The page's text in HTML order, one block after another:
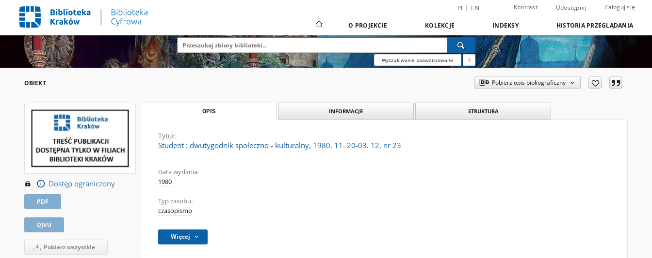
PL EN Kontrast Udostępnij Zaloguj się
O PROJEKCIE KOLEKCJE INDEKSY HISTORIA PRZEGLĄDANIA
Wyszukiwanie zaawansowane ?
OBIEKT Pobierz opis bibliograficzny
Dostęp ograniczony
PDF
DJVU
Pobierz wszystkie
OPIS INFORMACJE STRUKTURA
Tytuł:
Student : dwutygodnik społeczno - kulturalny, 1980. 11. 20-03. 12, nr 23
Data wydania:
1980
Typ zasobu:
czasopismo
Więcej